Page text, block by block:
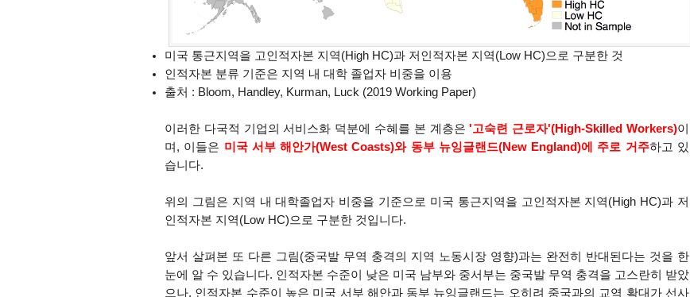
미국 통근지역을 고인적자본 지역(High HC)과 저인적자본 지역(Low HC)으로 구분한 것
인적자본 분류 기준은 지역 내 대학 졸업자 비중을 이용
출처 : Bloom, Handley, Kurman, Luck (2019 Working Paper)
이러한 다국적 기업의 서비스화 덕분에 수혜를 본 계층은 '고숙련 근로자'(High-Skilled Workers)이
며, 이들은 미국 서부 해안가(West Coasts)와 동부 뉴잉글랜드(New England)에 주로 거주하고 있
습니다.
위의 그림은 지역 내 대학졸업자 비중을 기준으로 미국 통근지역을 고인적자본 지역(High HC)과 저
인적자본 지역(Low HC)으로 구분한 것입니다.
앞서 살펴본 또 다른 그림(중국발 무역 충격의 지역 노동시장 영향)과는 완전히 반대된다는 것을 한
눈에 알 수 있습니다. 인적자본 수준이 낮은 미국 남부와 중서부는 중국발 무역 충격을 고스란히 받았
으나, 인적자본 수준이 높은 미국 서부 해안과 동부 뉴잉글랜드는 오히려 중국과의 교역 확대가 선사